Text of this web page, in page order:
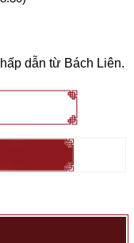
dẫn từ Bách Liên.